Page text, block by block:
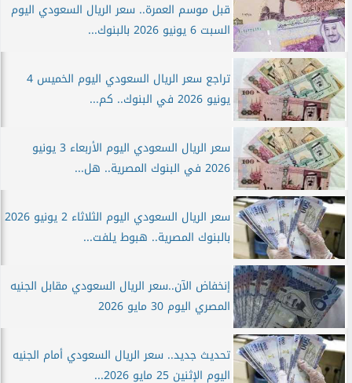
قبل موسم العمرة.. سعر الريال السعودي اليوم
السبت 6 يونيو 2026 بالبنوك...
تراجع سعر الريال السعودي اليوم الخميس 4
يونيو 2026 في البنوك.. كم...
سعر الريال السعودي اليوم الأربعاء 3 يونيو
2026 في البنوك المصرية.. هل...
سعر الريال السعودي اليوم الثلاثاء 2 يونيو 2026
بالبنوك المصرية.. هبوط يلفت...
إنخفاض الآن..سعر الريال السعودي مقابل الجنيه
المصري اليوم 30 مايو 2026
تحديث جديد.. سعر الريال السعودي أمام الجنيه
اليوم الإثنين 25 مايو 2026...